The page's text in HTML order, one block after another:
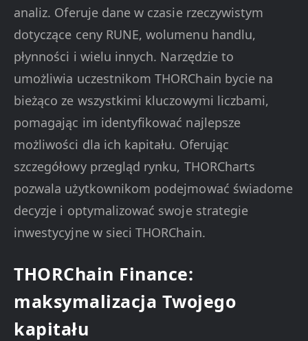
analiz. Oferuje dane w czasie rzeczywistym
dotyczące ceny RUNE, wolumenu handlu,
płynności i wielu innych. Narzędzie to
umożliwia uczestnikom THORChain bycie na
bieżąco ze wszystkimi kluczowymi liczbami,
pomagając im identyfikować najlepsze
możliwości dla ich kapitału. Oferując
szczegółowy przegląd rynku, THORCharts
pozwala użytkownikom podejmować świadome
decyzje i optymalizować swoje strategie
inwestycyjne w sieci THORChain.
THORChain Finance:
maksymalizacja Twojego
kapitału